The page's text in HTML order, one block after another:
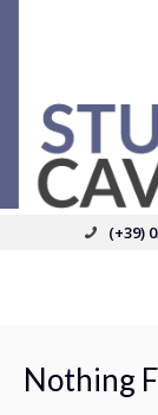
(+39)
Nothing